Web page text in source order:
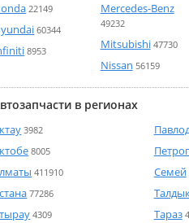
22149
60344
8953
Mercedes-Benz
49232
Mitsubishi 47730
Nissan 56159
в регионах
3982
8005
411910
77286
4309
Семей
Тараз